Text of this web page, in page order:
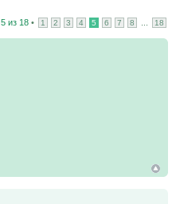
5 из 18 • 1 2 3 4 5 6 7 8 18